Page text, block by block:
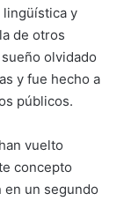
lingüística y
de otros
olvidado
y fue hecho a
públicos.
vuelto
concepto
en un segundo